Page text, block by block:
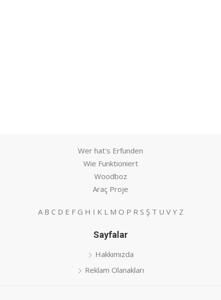
Wer hat's Erfunden
Wie Funktioniert
Woodboz
Araç Proje
A B C D E F G H I K L M O P R S Ş T U V Y Z
Sayfalar
Hakkımızda
Reklam Olanakları